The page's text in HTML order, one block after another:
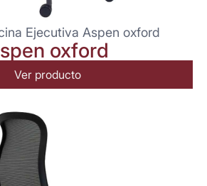
Ejecutiva Aspen oxford
oxford
Ver producto